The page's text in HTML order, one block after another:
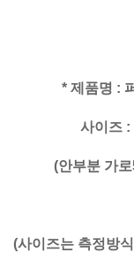
* 제품명 :
사이즈
(안부분 가
(사이즈는 측정방